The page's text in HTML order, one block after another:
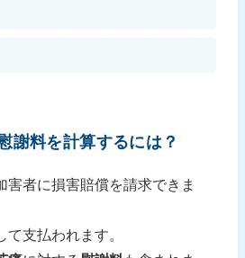
謝料を計算するには？
害者に損害賠償を請求できま
て支払われます。